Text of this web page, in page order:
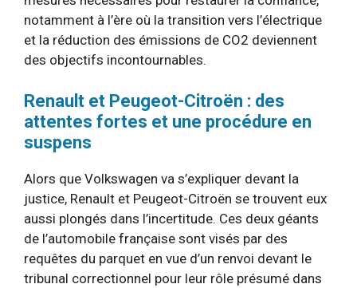
notamment à l’ère où la transition vers l’électrique
et la réduction des émissions de CO2 deviennent
des objectifs incontournables.
Renault et Peugeot-Citroën : des
attentes fortes et une procédure en
suspens
Alors que Volkswagen va s’expliquer devant la
justice, Renault et Peugeot-Citroën se trouvent eux
aussi plongés dans l’incertitude. Ces deux géants
de l’automobile française sont visés par des
requêtes du parquet en vue d’un renvoi devant le
tribunal correctionnel pour leur rôle présumé dans